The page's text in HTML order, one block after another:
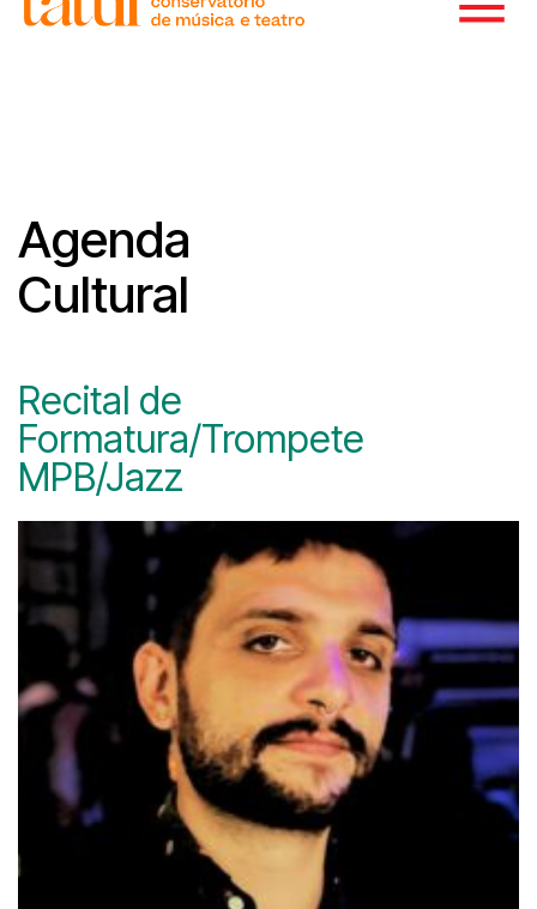
Agenda
Cultural
Recital de
Formatura/Trompete
MPB/Jazz